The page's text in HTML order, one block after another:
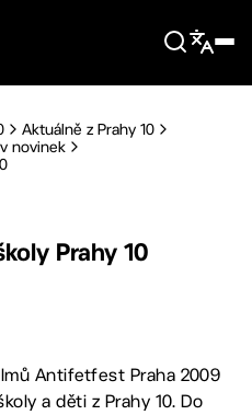
Aktuálně z Prahy 10
novinek
Prahy 10
Antifetfest Praha 2009
a děti z Prahy 10. Do